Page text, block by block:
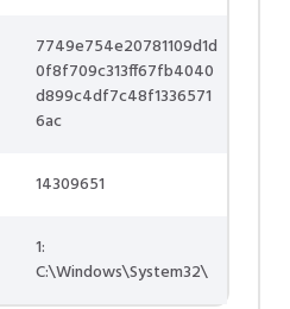
7749e754e20781109d1d
0f8f709c313ff67fb4040
d899c4df7c48f1336571
6ac
14309651
1:
C:\Windows\System32\